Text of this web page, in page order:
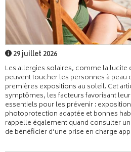
29 juillet 2026
Les allergies solaires, comme la lucite
peuvent toucher les personnes à peau
premières expositions au soleil. Cet
symptômes, les facteurs favorisant
essentiels pour les prévenir :
photoprotection adaptée et bonnes
rappelle également quand consulter
de bénéficier d’une prise en charge